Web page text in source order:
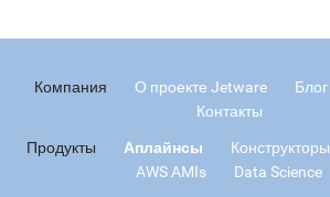
Компания О проекте Jetware Блог
Контакты
Продукты Аплайнсы Конструкторы
AWS AMIs
Data Science